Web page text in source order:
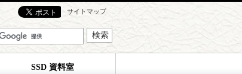
サイトマップ
SSD 資料室